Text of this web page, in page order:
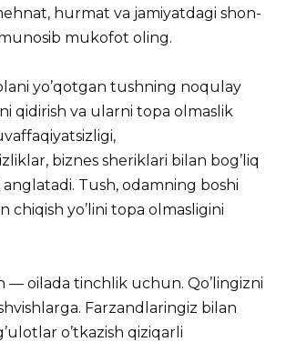
hurmat va jamiyatdagi shon-
mukofot oling.
yo’qotgan tushning noqulay
qidirish va ularni topa olmaslik
biznes sheriklari bilan bog’liq
Tush, odamning boshi
chiqish yo’lini topa olmasligini
— oilada tinchlik uchun. Qo’lingizni
Farzandlaringiz bilan
o’tkazish qiziqarli